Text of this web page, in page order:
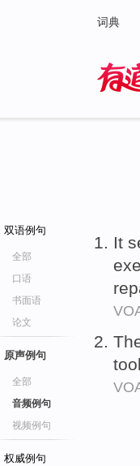
词典
双语例句
全部
口语
书面语
论文
原声例句
全部
音频例句
视频例句
权威例句
It